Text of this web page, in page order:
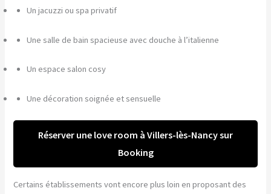
Un jacuzzi ou spa privatif
Une salle de bain spacieuse avec douche à l’italienne
Un espace salon cosy
Une décoration soignée et sensuelle
Réserver une love room à Villers-lès-Nancy sur
Booking
Certains établissements vont encore plus loin en proposant des